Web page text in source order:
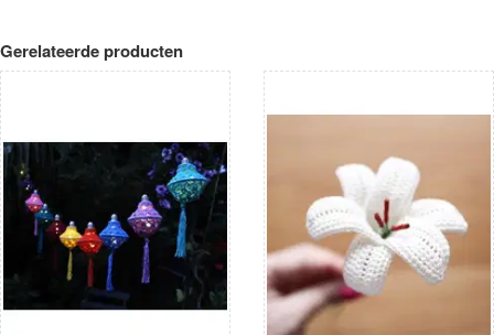
Gerelateerde producten